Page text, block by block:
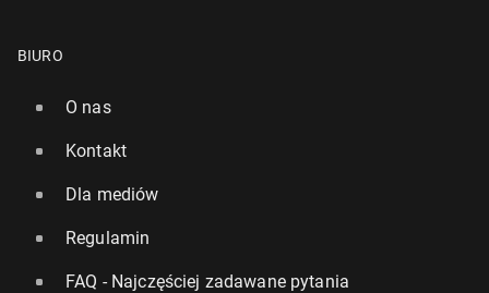
BIURO
O nas
Kontakt
Dla mediów
Regulamin
FAQ - Najczęściej zadawane pytania